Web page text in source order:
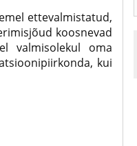
ettevalmistatud,
koosnevad
valmisolekul oma
kui